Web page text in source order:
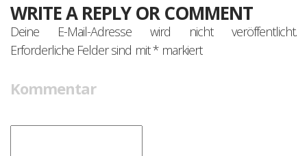
WRITE A REPLY OR COMMENT
Deine E-Mail-Adresse wird nicht veröffentlicht.
Erforderliche Felder sind mit*markiert
Kommentar